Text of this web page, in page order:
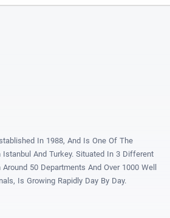
In 1988, And Is One Of The
And Turkey. Situated In 3 Different
50 Departments And Over 1000 Well
Is Growing Rapidly Day By Day.